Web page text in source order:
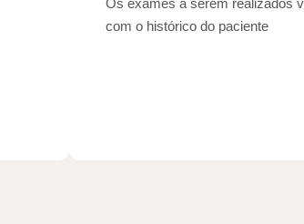
com o histórico do paciente